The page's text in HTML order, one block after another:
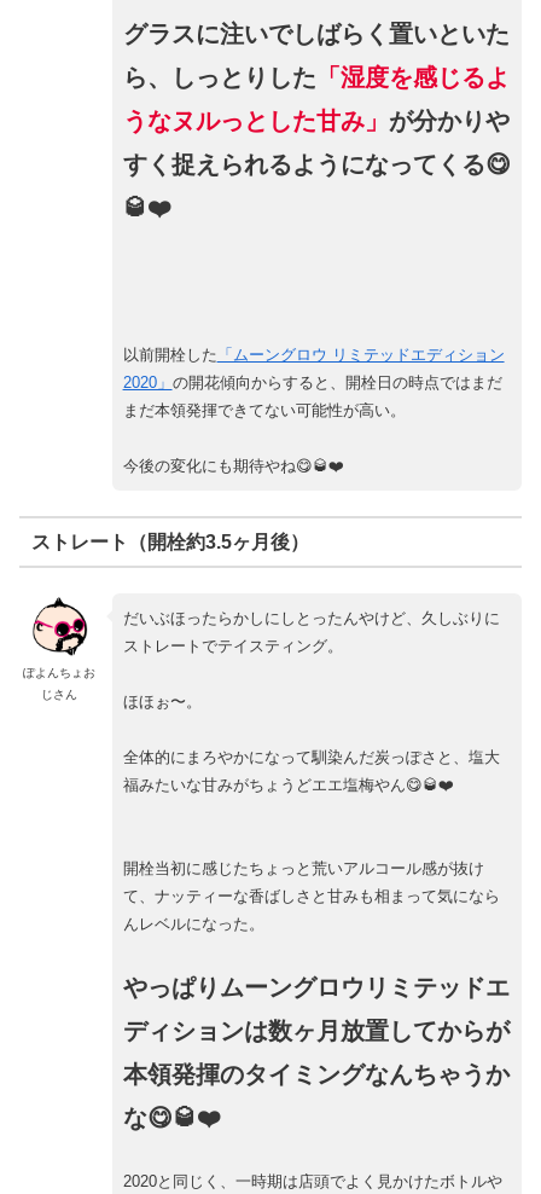
グラスに注いでしばらく置いといた
ら、しっとりした 「湿度を感じるよ
うなヌルっとした甘み」 が分かりや
すく捉えられるようになってくる😋
🥃❤️
以前開栓した 「ムーングロウ リミテッドエディション
2020」 の開花傾向からすると、開栓日の時点ではまだ
まだ本領発揮できてない可能性が高い。
今後の変化にも期待やね😋🥃❤️
ストレート（開栓約3.5ヶ月後）
ぽよんちょお
じさん
だいぶほったらかしにしとったんやけど、久しぶりに
ストレートでテイスティング。
ほほぉ〜。
全体的にまろやかになって馴染んだ炭っぽさと、塩大
福みたいな甘みがちょうどエエ塩梅やん😋🥃❤️
開栓当初に感じたちょっと荒いアルコール感が抜け
て、ナッティーな香ばしさと甘みも相まって気になら
んレベルになった。
やっぱりムーングロウリミテッドエ
ディションは数ヶ月放置してからが
本領発揮のタイミングなんちゃうか
な😋🥃❤️
2020と同じく、一時期は店頭でよく見かけたボトルや